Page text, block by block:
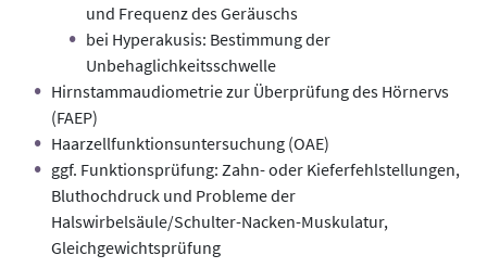
und Frequenz des Geräuschs
bei Hyperakusis: Bestimmung der
Unbehaglichkeitsschwelle
Hirnstammaudiometrie zur Überprüfung des Hörnervs
(FAEP)
Haarzellfunktionsuntersuchung (OAE)
ggf. Funktionsprüfung: Zahn- oder Kieferfehlstellungen,
Bluthochdruck und Probleme der
Halswirbelsäule/Schulter-Nacken-Muskulatur,
Gleichgewichtsprüfung